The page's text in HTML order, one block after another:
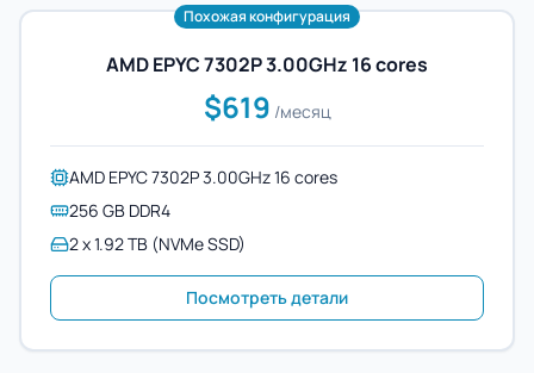
Похожая конфигурация
AMD EPYC 7302P 3.00GHz 16 cores
$619 /месяц
AMD EPYC 7302P 3.00GHz 16 cores
256 GB DDR4
2 x 1.92 TB (NVMe SSD)
Посмотреть детали